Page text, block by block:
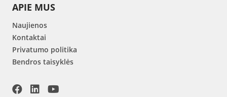
APIE MUS
Naujienos
Kontaktai
Privatumo politika
Bendros taisyklės